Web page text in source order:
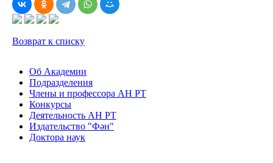
Возврат к списку
Об Академии
Подразделения
Члены и профессора АН РТ
Конкурсы
Деятельность АН РТ
Издательство "Фән"
Доктора наук